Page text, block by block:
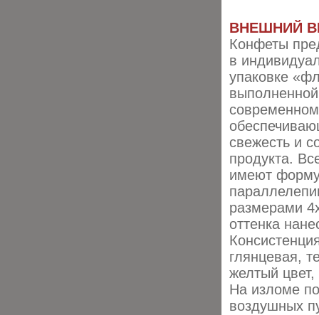
ВНЕШНИЙ
Конфеты
в
упаковке
свежесть и
продукта.
имеют
размерами
оттенка
глянцевая,
желтый
На изломе
воздушных